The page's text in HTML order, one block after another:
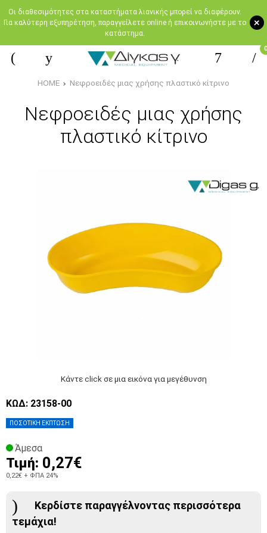
+
Oι διαθεσιμότητες στα καταστήματα λιανικής μπορεί να διαφέρουν.
Για καλύτερη εξυπηρέτηση, παραγγείλετε online ή επικοινωνήστε με το
κατάστημα.
0
HOME Νεφροειδές μιας χρήσης πλαστικό κίτρινο
Νεφροειδές μιας χρήσης
πλαστικό κίτρινο
Κάντε click σε μια εικόνα για μεγέθυνση
ΠΟΣΟΤΙΚΗ ΕΚΠΤΩΣΗ
ΚΩΔ: 23158-00
Άμεσα
Τιμή: 0,27€
0,22€ + ΦΠΑ 24%
Κερδίστε παραγγέλνοντας περισσότερα
τεμάχια!